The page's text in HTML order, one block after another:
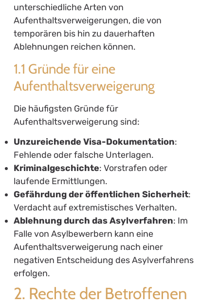
unterschiedliche Arten von
Aufenthaltsverweigerungen, die von
temporären bis hin zu dauerhaften
Ablehnungen reichen können.
1.1 Gründe für eine
Aufenthaltsverweigerung
Die häufigsten Gründe für
Aufenthaltsverweigerung sind:
Unzureichende Visa-Dokumentation:
Fehlende oder falsche Unterlagen.
Kriminalgeschichte: Vorstrafen oder
laufende Ermittlungen.
Gefährdung der öffentlichen Sicherheit:
Verdacht auf extremistisches Verhalten.
Ablehnung durch das Asylverfahren: Im
Falle von Asylbewerbern kann eine
Aufenthaltsverweigerung nach einer
negativen Entscheidung des Asylverfahrens
erfolgen.
2. Rechte der Betroffenen